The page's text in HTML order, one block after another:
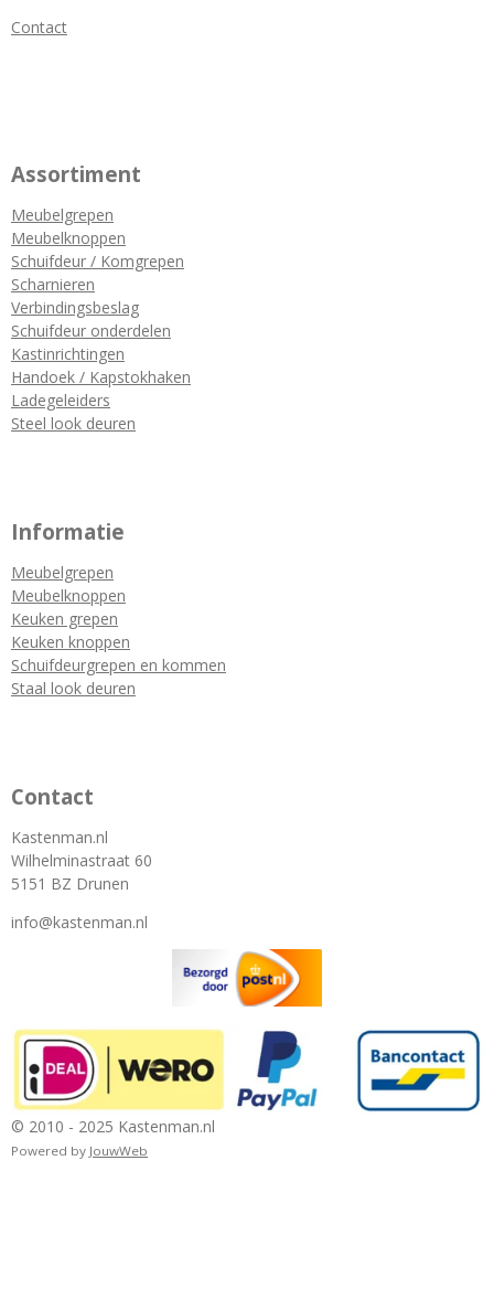
Contact
Assortiment
Meubelgrepen
Meubelknoppen
Schuifdeur / Komgrepen
Scharnieren
Verbindingsbeslag
Schuifdeur onderdelen
Kastinrichtingen
Handoek / Kapstokhaken
Ladegeleiders
Steel look deuren
Informatie
Meubelgrepen
Meubelknoppen
Keuken grepen
Keuken knoppen
Schuifdeurgrepen en kommen
Staal look deuren
Contact
Kastenman.nl
Wilhelminastraat 60
5151 BZ Drunen
info@kastenman.nl
© 2010 - 2025 Kastenman.nl
Powered by JouwWeb